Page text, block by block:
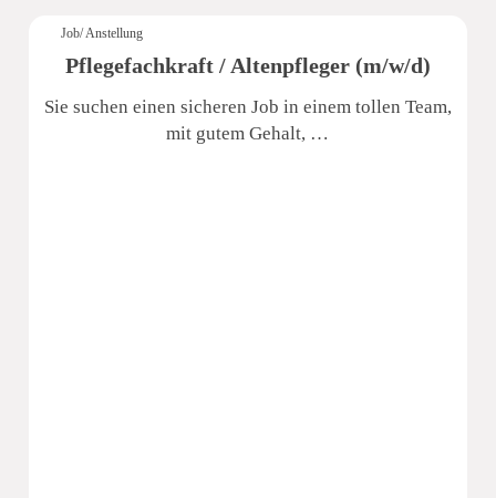
Job/ Anstellung
Pflegefachkraft / Altenpfleger (m/w/d)
Sie suchen einen sicheren Job in einem tollen Team,
mit gutem Gehalt, …